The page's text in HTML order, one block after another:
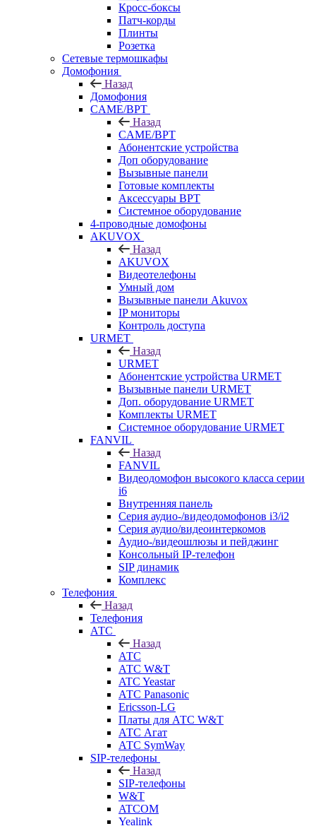
Кросс-боксы
Патч-корды
Плинты
Розетка
Сетевые термошкафы
Домофония
Назад
Домофония
CAME/BPT
Назад
CAME/BPT
Абонентские устройства
Доп оборудование
Вызывные панели
Готовые комплекты
Аксессуары BPT
Системное оборудование
4-проводные домофоны
AKUVOX
Назад
AKUVOX
Видеотелефоны
Умный дом
Вызывные панели Akuvox
IP мониторы
Контроль доступа
URMET
Назад
URMET
Абонентские устройства URMET
Вызывные панели URMET
Доп. оборудование URMET
Комплекты URMET
Системное оборудование URMET
FANVIL
Назад
FANVIL
Видеодомофон высокого класса серии
i6
Внутренняя панель
Серия аудио-/видеодомофонов i3/i2
Серия аудио/видеоинтеркомов
Аудио-/видеошлюзы и пейджинг
Консольный IP-телефон
SIP динамик
Комплекс
Телефония
Назад
Телефония
АТС
Назад
АТС
АТС W&T
ATC Yeastar
АТС Panasonic
Ericsson-LG
Платы для АТС W&T
АТС Агат
АТС SymWay
SIP-телефоны
Назад
SIP-телефоны
W&T
ATCOM
Yealink